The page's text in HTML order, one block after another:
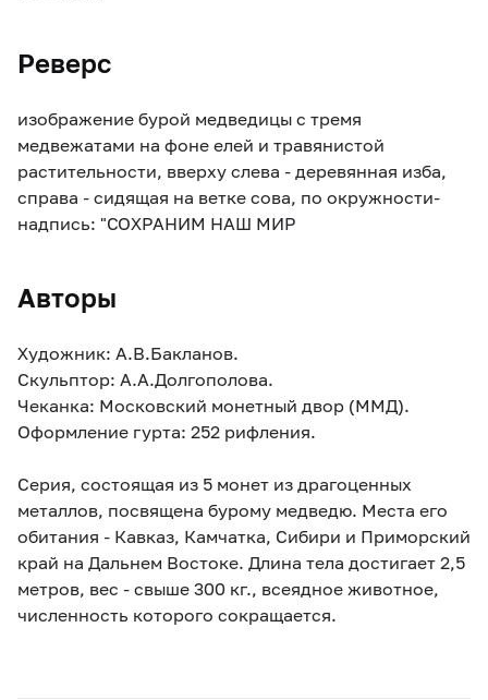
Реверс
изображение бурой медведицы с тремя
медвежатами на фоне елей и травянистой
растительности, вверху слева - деревянная изба,
справа - сидящая на ветке сова, по окружности-
надпись: "СОХРАНИМ НАШ МИР
Авторы
Художник: А.В.Бакланов.
Скульптор: А.А.Долгополова.
Чеканка: Московский монетный двор (ММД).
Оформление гурта: 252 рифления.
Серия, состоящая из 5 монет из драгоценных
металлов, посвящена бурому медведю. Места его
обитания - Кавказ, Камчатка, Сибири и Приморский
край на Дальнем Востоке. Длина тела достигает 2,5
метров, вес - свыше 300 кг., всеядное животное,
численность которого сокращается.